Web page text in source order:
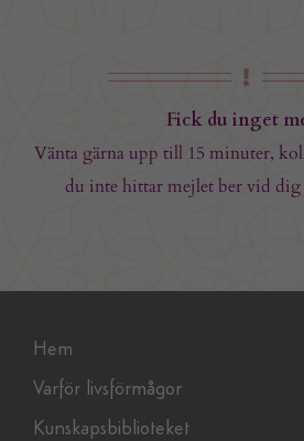
Fick du inget
Vänta gärna upp till 15 minuter,
du inte hittar mejlet ber vid dig
Hem
Varför livsförmågor
Kunskapsbiblioteket